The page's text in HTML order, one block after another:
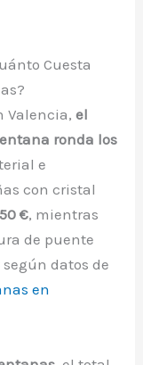
Cuesta
Valencia,el
ronda los
e
con cristal
€, mientras
de puente
según datos de
en